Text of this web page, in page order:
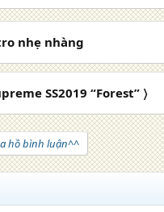
nhẹ nhàng
SS2019 “Forest” 〉
hồ bình luận^^